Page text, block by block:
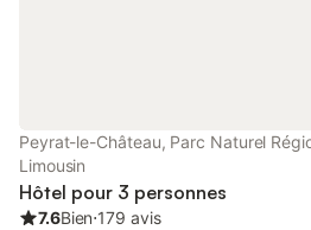
Peyrat-le-Château, Parc Naturel
Limousin
Hôtel pour 3 personnes
7.6Bien⋅179 avis